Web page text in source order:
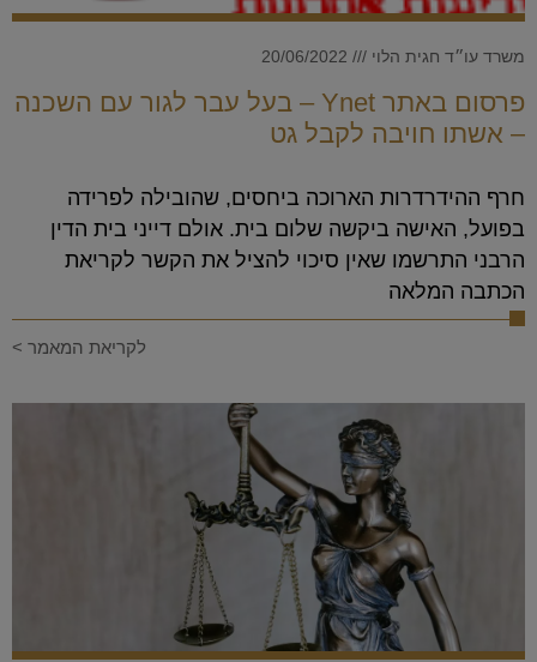
פרסום באתר Ynet – בעל עבר לגור עם השכנה
– אשתו חויבה לקבל גט
משרד עו״ד חגית הלוי
חרף ההידרדרות הארוכה ביחסים, שהובילה לפרידה
בפועל, האישה ביקשה שלום בית. אולם דייני בית הדין
הרבני התרשמו שאין סיכוי להציל את הקשר לקריאת
הכתבה המלאה
לקריאת המאמר >